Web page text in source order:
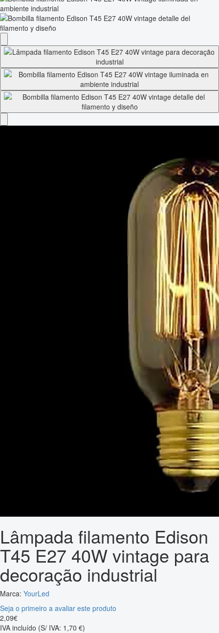
Lâmpada filamento Edison
T45 E27 40W vintage para
decoração industrial
Marca: YourLed
Seja o primeiro a avaliar este produto
2,09€
IVA incluído (S/ IVA: 1,70 €)